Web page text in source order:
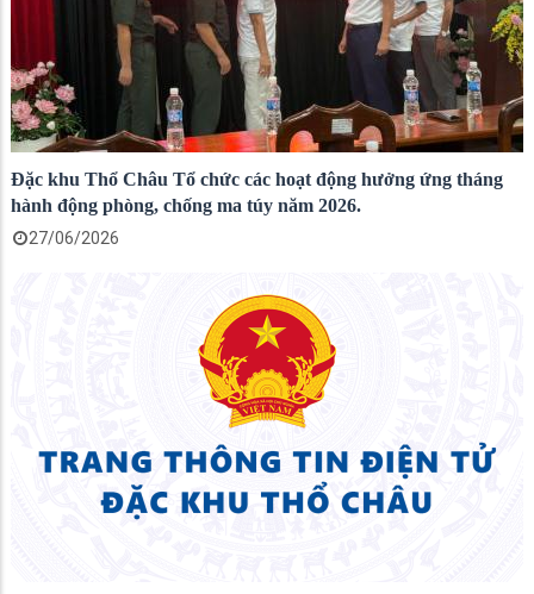
Đặc khu Thổ Châu Tổ chức các hoạt động hưởng ứng tháng
hành động phòng, chống ma túy năm 2026.
27/06/2026